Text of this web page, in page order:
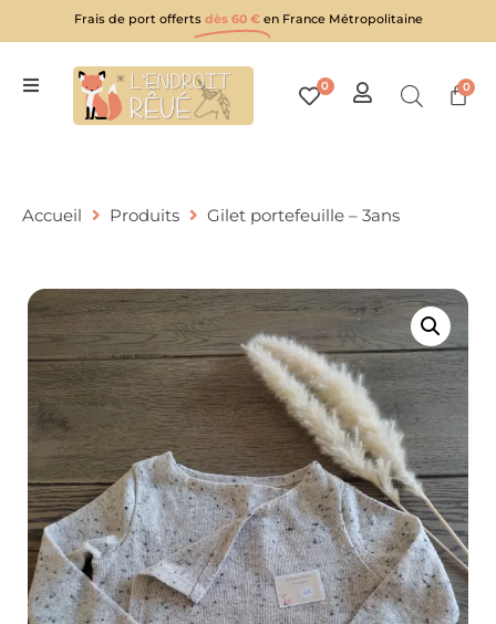
Frais de port offerts dès 60 € en France Métropolitaine
0 0
Accueil Produits Gilet portefeuille – 3ans